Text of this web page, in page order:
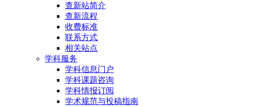
查新站简介
查新流程
收费标准
联系方式
相关站点
学科服务
学科信息门户
学科课题咨询
学科情报订阅
学术规范与投稿指南